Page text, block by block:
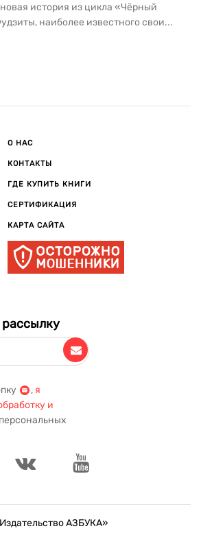
история из цикла «Чёрный
наиболее известного свои...
О НАС
КОНТАКТЫ
ГДЕ КУПИТЬ КНИГИ
СЕРТИФИКАЦИЯ
КАРТА САЙТА
, я
и
АЗБУКА»